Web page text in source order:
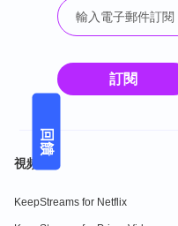
回饋
訂閱
視頻
KeepStreams for Netflix